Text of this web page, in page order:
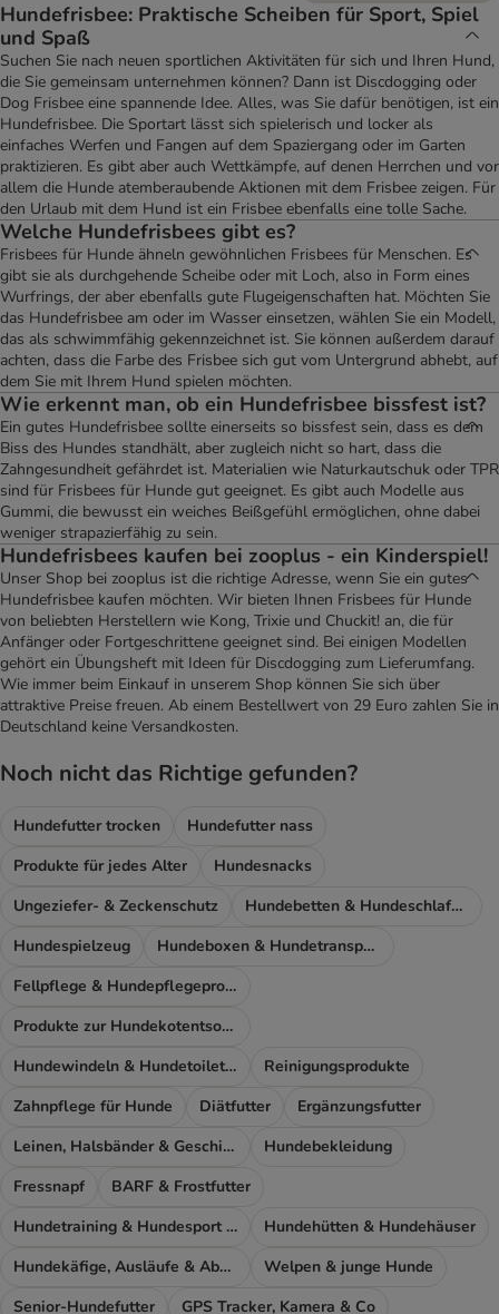
Hundefrisbee: Praktische Scheiben für Sport, Spiel
und Spaß
Suchen Sie nach neuen sportlichen Aktivitäten für sich und Ihren Hund,
die Sie gemeinsam unternehmen können? Dann ist Discdogging oder
Dog Frisbee eine spannende Idee. Alles, was Sie dafür benötigen, ist ein
Hundefrisbee. Die Sportart lässt sich spielerisch und locker als
einfaches Werfen und Fangen auf dem Spaziergang oder im Garten
praktizieren. Es gibt aber auch Wettkämpfe, auf denen Herrchen und vor
allem die Hunde atemberaubende Aktionen mit dem Frisbee zeigen. Für
den Urlaub mit dem Hund ist ein Frisbee ebenfalls eine tolle Sache.
Welche Hundefrisbees gibt es?
Frisbees für Hunde ähneln gewöhnlichen Frisbees für Menschen. Es
gibt sie als durchgehende Scheibe oder mit Loch, also in Form eines
Wurfrings, der aber ebenfalls gute Flugeigenschaften hat. Möchten Sie
das Hundefrisbee am oder im Wasser einsetzen, wählen Sie ein Modell,
das als schwimmfähig gekennzeichnet ist. Sie können außerdem darauf
achten, dass die Farbe des Frisbee sich gut vom Untergrund abhebt, auf
dem Sie mit Ihrem Hund spielen möchten.
Wie erkennt man, ob ein Hundefrisbee bissfest ist?
Ein gutes Hundefrisbee sollte einerseits so bissfest sein, dass es dem
Biss des Hundes standhält, aber zugleich nicht so hart, dass die
Zahngesundheit gefährdet ist. Materialien wie Naturkautschuk oder TPR
sind für Frisbees für Hunde gut geeignet. Es gibt auch Modelle aus
Gummi, die bewusst ein weiches Beißgefühl ermöglichen, ohne dabei
weniger strapazierfähig zu sein.
Hundefrisbees kaufen bei zooplus - ein Kinderspiel!
Unser Shop bei zooplus ist die richtige Adresse, wenn Sie ein gutes
Hundefrisbee kaufen möchten. Wir bieten Ihnen Frisbees für Hunde
von beliebten Herstellern wie Kong, Trixie und Chuckit! an, die für
Anfänger oder Fortgeschrittene geeignet sind. Bei einigen Modellen
gehört ein Übungsheft mit Ideen für Discdogging zum Lieferumfang.
Wie immer beim Einkauf in unserem Shop können Sie sich über
attraktive Preise freuen. Ab einem Bestellwert von 29 Euro zahlen Sie in
Deutschland keine Versandkosten.
Noch nicht das Richtige gefunden?
Hundefutter trocken
Hundefutter nass
Produkte für jedes Alter
Hundesnacks
Ungeziefer- & Zeckenschutz
Hundebetten & Hundeschlafplatz
Hundespielzeug
Hundeboxen & Hundetransport
Fellpflege & Hundepflegeprodukte
Produkte zur Hundekotentsorgung
Hundewindeln & Hundetoiletten
Reinigungsprodukte
Zahnpflege für Hunde
Diätfutter
Ergänzungsfutter
Leinen, Halsbänder & Geschirre
Hundebekleidung
Fressnapf
BARF & Frostfutter
Hundetraining & Hundesport Zubehör
Hundehütten & Hundehäuser
Hundekäfige, Ausläufe & Absperrgitter
Welpen & junge Hunde
Senior-Hundefutter
GPS Tracker, Kamera & Co